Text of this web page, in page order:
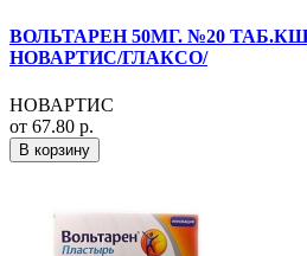
ВОЛЬТАРЕН 50МГ. №20
НОВАРТИС/ГЛАКСО/
НОВАРТИС
от 67.80 р.
В корзину